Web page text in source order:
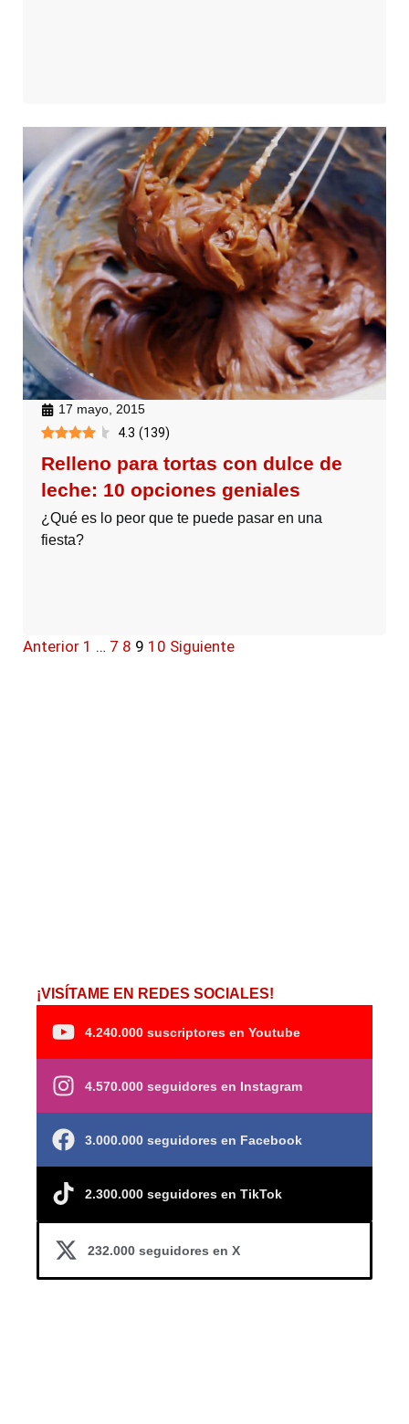
17 mayo, 2015
4.3 (139)
Relleno para tortas con dulce de
leche: 10 opciones geniales
¿Qué es lo peor que te puede pasar en una
fiesta?
Anterior 1 … 7 8 9 10 Siguiente
¡VISÍTAME EN REDES SOCIALES!
4.240.000 suscriptores en Youtube
4.570.000 seguidores en Instagram
3.000.000 seguidores en Facebook
2.300.000 seguidores en TikTok
232.000 seguidores en X